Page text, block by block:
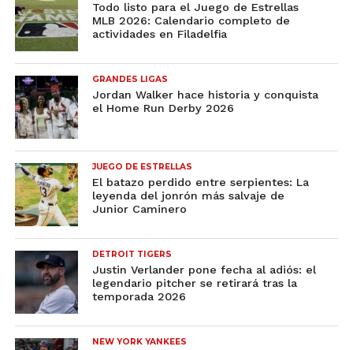
Todo listo para el Juego de Estrellas
MLB 2026: Calendario completo de
actividades en Filadelfia
GRANDES LIGAS
Jordan Walker hace historia y conquista
el Home Run Derby 2026
JUEGO DE ESTRELLAS
El batazo perdido entre serpientes: La
leyenda del jonrón más salvaje de
Junior Caminero
DETROIT TIGERS
Justin Verlander pone fecha al adiós: el
legendario pitcher se retirará tras la
temporada 2026
NEW YORK YANKEES